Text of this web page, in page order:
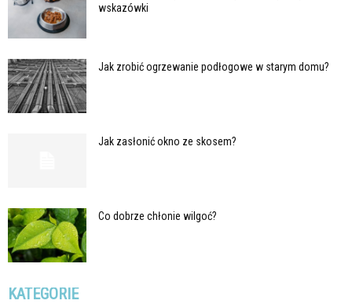
wskazówki
Jak zrobić ogrzewanie podłogowe w starym domu?
Jak zasłonić okno ze skosem?
Co dobrze chłonie wilgoć?
KATEGORIE